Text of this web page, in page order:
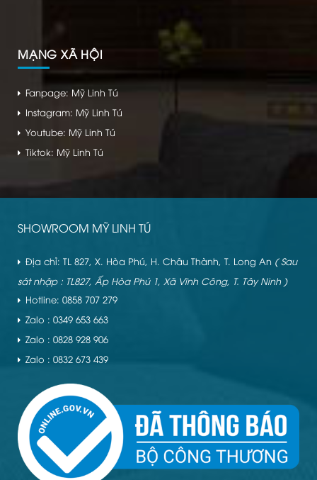
MẠNG XÃ HỘI
Fanpage: Mỹ Linh Tú
Instagram: Mỹ Linh Tú
Youtube: Mỹ Linh Tú
Tiktok: Mỹ Linh Tú
SHOWROOM MỸ LINH TÚ
Địa chỉ: TL 827, X. Hòa Phú, H. Châu Thành, T. Long An ( Sau
sát nhập : TL827, Ấp Hòa Phú 1, Xã Vĩnh Công, T. Tây Ninh )
Hotline: 0858 707 279
Zalo : 0349 653 663
Zalo : 0828 928 906
Zalo : 0832 673 439